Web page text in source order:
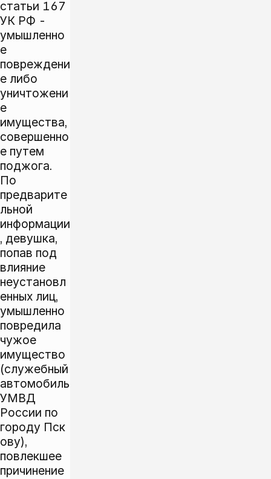
статьи 167
УК РФ -
умышленно
е
повреждени
е либо
уничтожени
е
имущества,
совершенно
е путем
поджога.
По
предварите
льной
информации
, девушка,
попав под
влияние
неустановл
енных лиц,
умышленно
повредила
чужое
имущество
(служебный
автомобиль
УМВД
России по
городу Пск
ову),
повлекшее
причинение